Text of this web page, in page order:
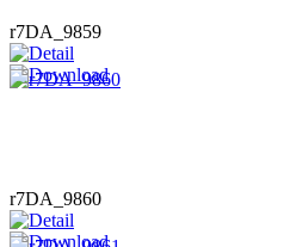
r7DA_9859
r7DA_9860